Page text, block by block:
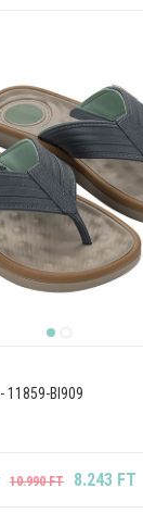
11859-BI909
10.990 FT 8.243 FT